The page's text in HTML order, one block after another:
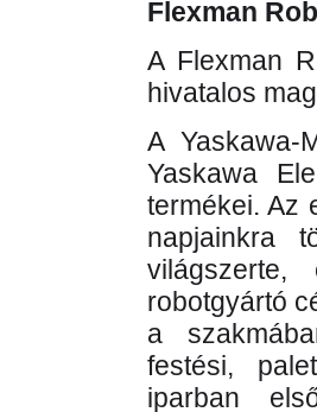
Flexman
A Flexman
hivatalos
A Yaskawa-
Yaskawa
termékei. Az
napjainkra
robotgyártó
a
festési,
iparban